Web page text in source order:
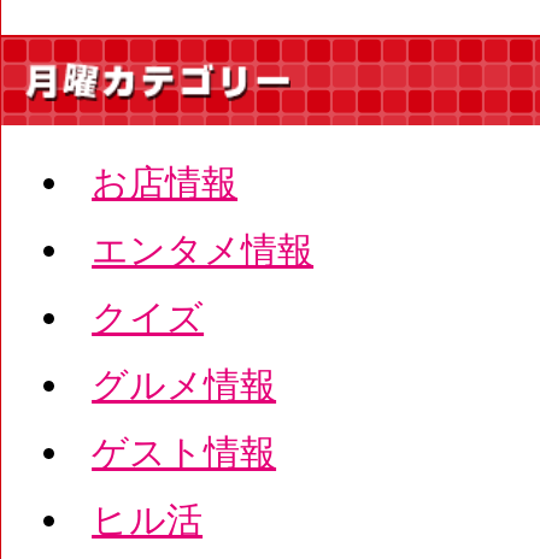
お店情報
エンタメ情報
クイズ
グルメ情報
ゲスト情報
ヒル活